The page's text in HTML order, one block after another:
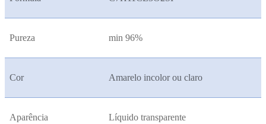
Pureza min 96%
Cor Amarelo incolor ou claro
Aparência Líquido transparente